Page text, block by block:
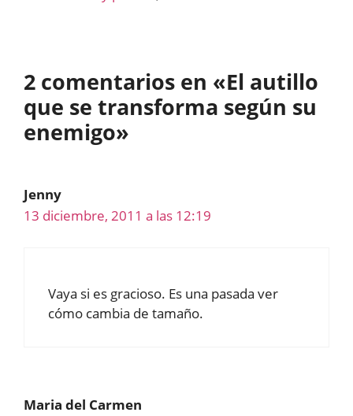
2 comentarios en «El autillo
que se transforma según su
enemigo»
Jenny
13 diciembre, 2011 a las 12:19
Vaya si es gracioso. Es una pasada ver
cómo cambia de tamaño.
Maria del Carmen